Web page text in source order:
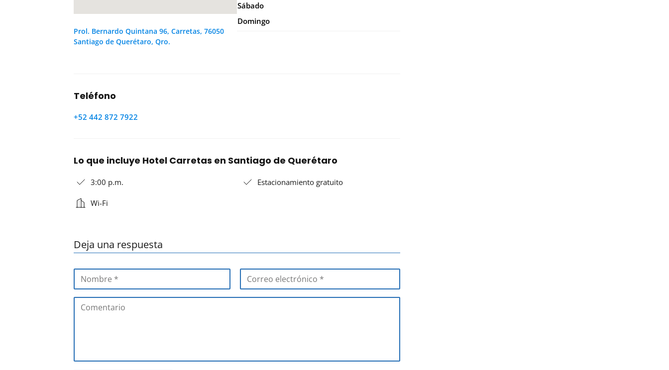
Prol. Bernardo Quintana 96, Carretas, 76050
Santiago de Querétaro, Qro.
Sábado
Domingo
Teléfono
+52 442 872 7922
Lo que incluye Hotel Carretas en Santiago de Querétaro
3:00 p.m. Estacionamiento gratuito
Wi-Fi
Deja una respuesta